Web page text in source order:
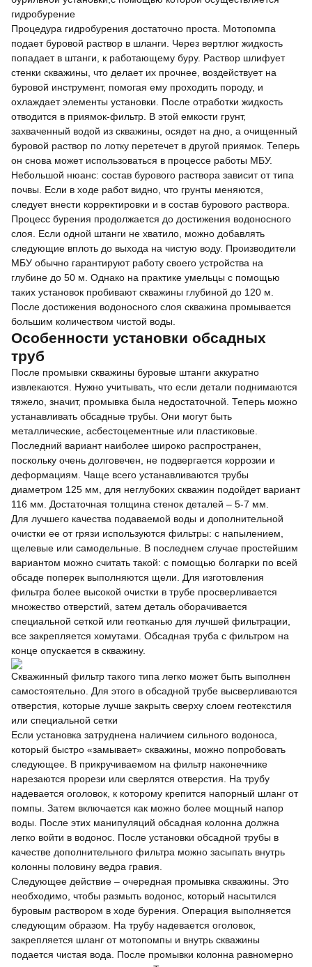
гидробурение
Процедура гидробурения достаточно проста. Мотопомпа
подает буровой раствор в шланги. Через вертлюг жидкость
попадает в штанги, к работающему буру. Раствор шлифует
стенки скважины, что делает их прочнее, воздействует на
буровой инструмент, помогая ему проходить породу, и
охлаждает элементы установки. После отработки жидкость
отводится в приямок-фильтр. В этой емкости грунт,
захваченный водой из скважины, осядет на дно, а очищенный
буровой раствор по лотку перетечет в другой приямок. Теперь
он снова может использоваться в процессе работы МБУ.
Небольшой нюанс: состав бурового раствора зависит от типа
почвы. Если в ходе работ видно, что грунты меняются,
следует внести корректировки и в состав бурового раствора.
Процесс бурения продолжается до достижения водоносного
слоя. Если одной штанги не хватило, можно добавлять
следующие вплоть до выхода на чистую воду. Производители
МБУ обычно гарантируют работу своего устройства на
глубине до 50 м. Однако на практике умельцы с помощью
таких установок пробивают скважины глубиной до 120 м.
После достижения водоносного слоя скважина промывается
большим количеством чистой воды.
Особенности установки обсадных
труб
После промывки скважины буровые штанги аккуратно
извлекаются. Нужно учитывать, что если детали поднимаются
тяжело, значит, промывка была недостаточной. Теперь можно
устанавливать обсадные трубы. Они могут быть
металлические, асбестоцементные или пластиковые.
Последний вариант наиболее широко распространен,
поскольку очень долговечен, не подвергается коррозии и
деформациям. Чаще всего устанавливаются трубы
диаметром 125 мм, для неглубоких скважин подойдет вариант
116 мм. Достаточная толщина стенок деталей – 5-7 мм.
Для лучшего качества подаваемой воды и дополнительной
очистки ее от грязи используются фильтры: с напылением,
щелевые или самодельные. В последнем случае простейшим
вариантом можно считать такой: с помощью болгарки по всей
обсаде поперек выполняются щели. Для изготовления
фильтра более высокой очистки в трубе просверливается
множество отверстий, затем деталь оборачивается
специальной сеткой или геотканью для лучшей фильтрации,
все закрепляется хомутами. Обсадная труба с фильтром на
конце опускается в скважину.
Скважинный фильтр такого типа легко может быть выполнен
самостоятельно. Для этого в обсадной трубе высверливаются
отверстия, которые лучше закрыть сверху слоем геотекстиля
или специальной сетки
Если установка затруднена наличием сильного водоноса,
который быстро «замывает» скважины, можно попробовать
следующее. В прикручиваемом на фильтр наконечнике
нарезаются прорези или сверлятся отверстия. На трубу
надевается оголовок, к которому крепится напорный шланг от
помпы. Затем включается как можно более мощный напор
воды. После этих манипуляций обсадная колонна должна
легко войти в водонос. После установки обсадной трубы в
качестве дополнительного фильтра можно засыпать внутрь
колонны половину ведра гравия.
Следующее действие – очередная промывка скважины. Это
необходимо, чтобы размыть водонос, который насытился
буровым раствором в ходе бурения. Операция выполняется
следующим образом. На трубу надевается оголовок,
закрепляется шланг от мотопомпы и внутрь скважины
подается чистая вода. После промывки колонна равномерно